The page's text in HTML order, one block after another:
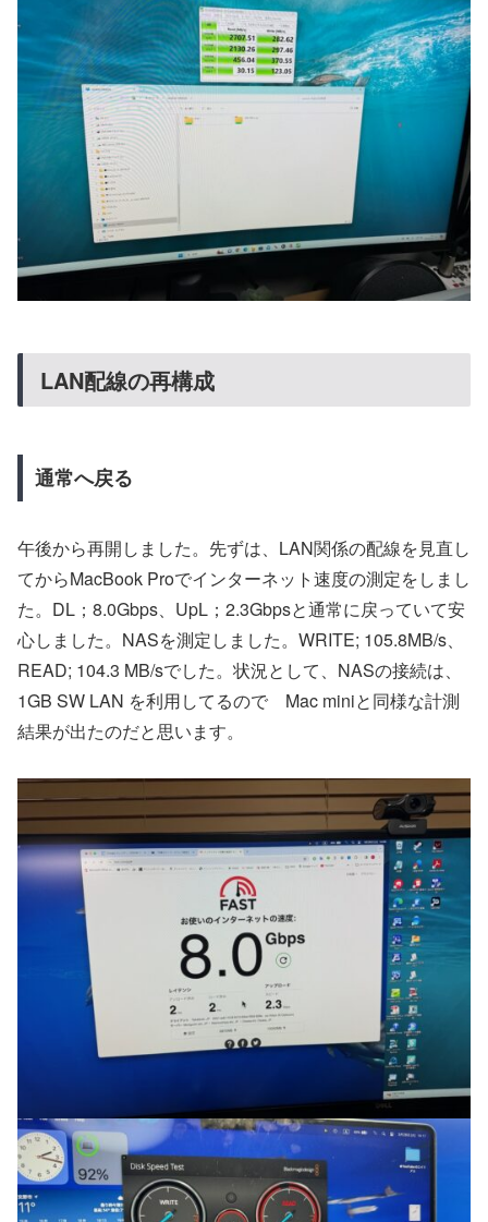
LAN配線の再構成
通常へ戻る
午後から再開しました。先ずは、LAN関係の配線を見直し
てからMacBook Proでインターネット速度の測定をしまし
た。DL；8.0Gbps、UpL；2.3Gbpsと通常に戻っていて安
心しました。NASを測定しました。WRITE; 105.8MB/s、
READ; 104.3 MB/sでした。状況として、NASの接続は、
1GB SW LAN を利用してるので Mac miniと同様な計測
結果が出たのだと思います。